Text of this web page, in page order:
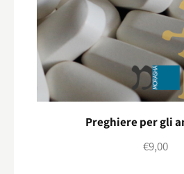
Preghiere per gli
€9,00